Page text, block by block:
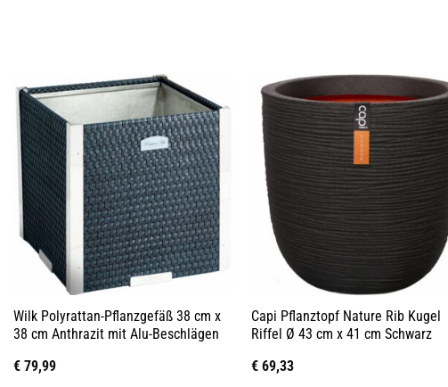
Wilk Polyrattan-Pflanzgefäß 38 cm x
38 cm Anthrazit mit Alu-Beschlägen
€79,99
Capi Pflanztopf Nature Rib Kugel
Riffel Ø 43 cm x 41 cm Schwarz
€69,33